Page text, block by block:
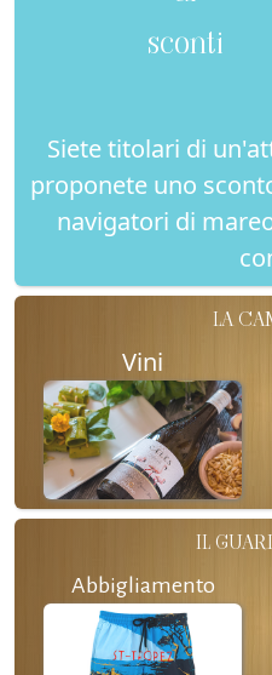
sconti
Siete titolari di
proponete uno
navigatori di
LA
Vini
IL
Abbigliamento